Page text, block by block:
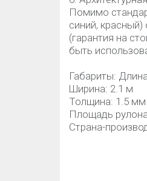
Помимо
синий,
(гарантия на
быть
Габариты:
Ширина: 2.1 м
Толщина: 1.5 мм
Площадь
Страна-